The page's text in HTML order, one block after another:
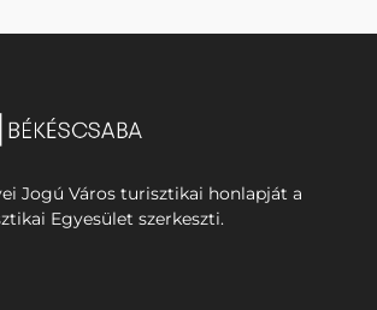
Jogú Város turisztikai honlapját a
Egyesület szerkeszti.